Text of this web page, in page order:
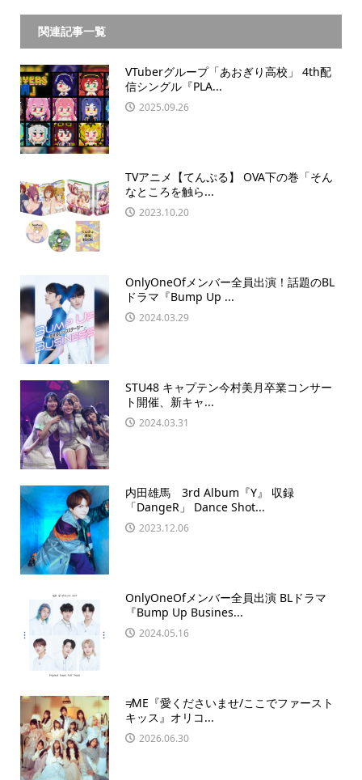
関連記事一覧
VTuberグループ「あおぎり高校」 4th配
信シングル『PLA...
2025.09.26
TVアニメ【てんぷる】 OVA下の巻「そん
なところを触ら...
2023.10.20
OnlyOneOfメンバー全員出演！話題のBL
ドラマ『Bump Up ...
2024.03.29
STU48 キャプテン今村美月卒業コンサー
ト開催、新キャ...
2024.03.31
内田雄馬 3rd Album『Y』 収録
「DangeR」 Dance Shot...
2023.12.06
OnlyOneOfメンバー全員出演 BLドラマ
『Bump Up Busines...
2024.05.16
≠ME『愛くださいませ/ここでファースト
キッス』オリコ...
2026.06.30